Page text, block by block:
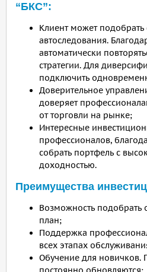
“БКС”:
Клиент может подобрать
автоследования.
автоматически
стратегии. Для
подключить
Доверительное
доверяет
от торговли на рынке;
Интересные
профессионалов,
собрать портфель с
доходностью.
Преимущества
Возможность
план;
Поддержка
всех этапах
Обучение для новичков.